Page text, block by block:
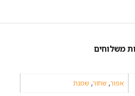
משלוחים
אפור, שחור, שמנת